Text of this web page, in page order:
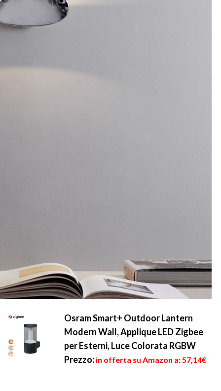
Osram Smart+ Outdoor Lantern
Modern Wall, Applique LED Zigbee
per Esterni, Luce Colorata RGBW
Prezzo: in offerta su Amazon a: 57,14€